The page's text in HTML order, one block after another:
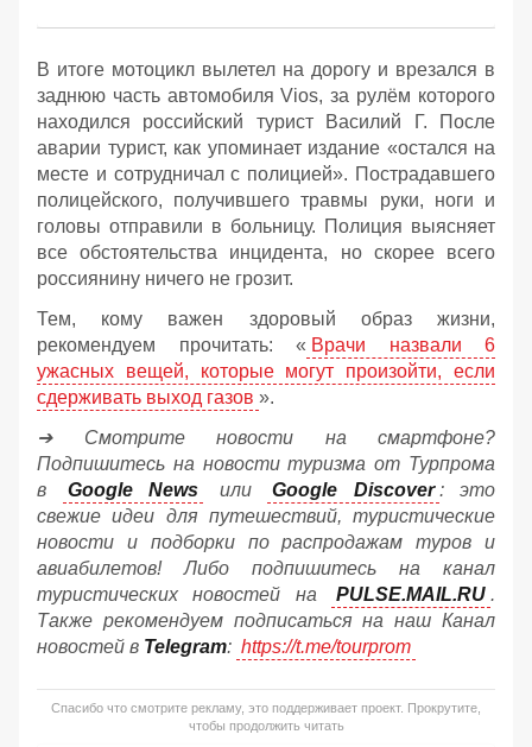
В итоге мотоцикл вылетел на дорогу и врезался в
заднюю часть автомобиля Vios, за рулём которого
находился российский турист Василий Г. После
аварии турист, как упоминает издание «остался на
месте и сотрудничал с полицией». Пострадавшего
полицейского, получившего травмы руки, ноги и
головы отправили в больницу. Полиция выясняет
все обстоятельства инцидента, но скорее всего
россиянину ничего не грозит.
Тем, кому важен здоровый образ жизни,
рекомендуем прочитать: « Врачи назвали 6
ужасных вещей, которые могут произойти, если
сдерживать выход газов ».
➔ Смотрите новости на смартфоне?
Подпишитесь на новости туризма от Турпрома
в
Google News или Google Discover : это
свежие идеи для путешествий, туристические
новости и подборки по распродажам туров и
авиабилетов! Либо подпишитесь на канал
туристических новостей на
PULSE.MAIL.RU .
Также рекомендуем подписаться на наш Канал
новостей в Telegram: https://t.me/tourprom
Спасибо что смотрите рекламу, это поддерживает проект. Прокрутите,
чтобы продолжить читать